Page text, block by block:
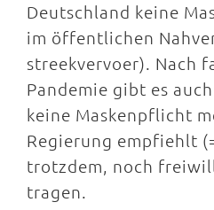
Deutschland keine
im öffentlichen
streekvervoer). Nach
Pandemie gibt es
keine Maskenpflicht
Regierung empfiehlt
trotzdem, noch
tragen.